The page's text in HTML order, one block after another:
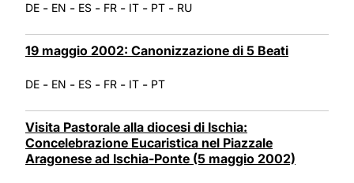
DE - EN - ES - FR - IT - PT - RU
19 maggio 2002: Canonizzazione di 5 Beati
DE - EN - ES - FR - IT - PT
Visita Pastorale alla diocesi di Ischia:
Concelebrazione Eucaristica nel Piazzale
Aragonese ad Ischia-Ponte (5 maggio 2002)